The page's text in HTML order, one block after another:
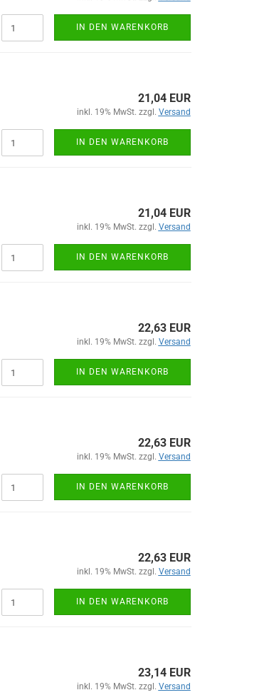
IN DEN WARENKORB
21,04 EUR
inkl. 19% MwSt. zzgl. Versand
IN DEN WARENKORB
21,04 EUR
inkl. 19% MwSt. zzgl. Versand
IN DEN WARENKORB
22,63 EUR
inkl. 19% MwSt. zzgl. Versand
IN DEN WARENKORB
22,63 EUR
inkl. 19% MwSt. zzgl. Versand
IN DEN WARENKORB
22,63 EUR
inkl. 19% MwSt. zzgl. Versand
IN DEN WARENKORB
23,14 EUR
inkl. 19% MwSt. zzgl. Versand